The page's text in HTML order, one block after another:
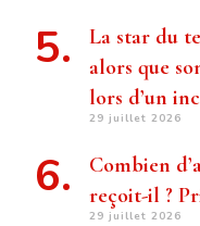
La star du
alors que
lors d’un
29 juillet 2026
Combien
reçoit-il ?
29 juillet 2026